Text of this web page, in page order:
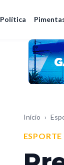
Política
Início ›
ESPORTE